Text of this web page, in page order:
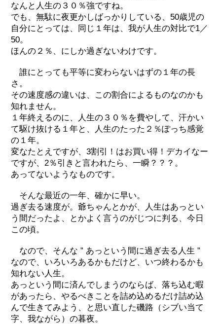
なんと人生の３０％強ですね。
でも、無駄に夜更かしばっかりしている、50歳児の
自分にとっては、同じ１年は、我が人生の対比で1／
50。
ほんの２％、にしか過ぎないわけです。
誰にとっても平等に変わらないはずの１年の長
さ。
その速度感の違いは、この割合によるものなのかも
知れません。
１年終えるのに、人生の３０％を費やして、汗かい
て駆け抜ける１年と、人生のたった２％ぽっち感覚
の１年。
変なたとえですが、3割引！はお買い得！デカイなー
ですが、2％引きと言われたら、一瞬？？？。
あってないようなものです。
そんな最近の一年、確かに早い。
過ぎ去る速度が。爺ちゃんとかが、人生はあっとい
う間だったよ、とかよく言うのがじつに判る、今日
この頃。
なので、そんな ” あっという間に過ぎ去る人生 ”
なので、いろいろあるかもだけど、いつ終わるかも
知れない人生。
あっという間に済んでしまうのならば、落ち込む暇
があったら、やるべきことを詰め込めるだけ詰め込
んで生きてみよう、と思い直した磯路（シブい当て
字、我ながら）の暮夜。